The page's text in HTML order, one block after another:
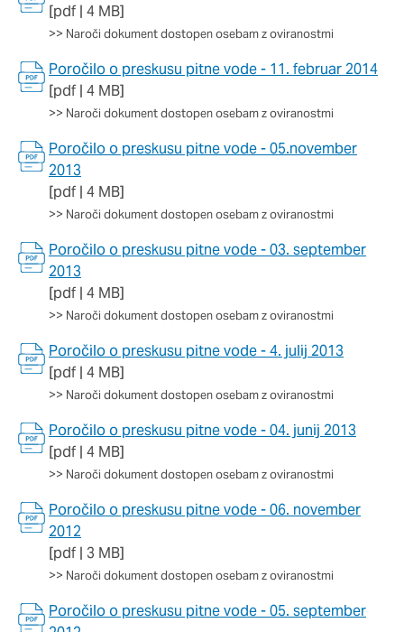
[pdf | 4 MB]
>> Naroči dokument dostopen osebam z oviranostmi
Poročilo o preskusu pitne vode - 11. februar 2014
[pdf | 4 MB]
>> Naroči dokument dostopen osebam z oviranostmi
Poročilo o preskusu pitne vode - 05.november
2013
[pdf | 4 MB]
>> Naroči dokument dostopen osebam z oviranostmi
Poročilo o preskusu pitne vode - 03. september
2013
[pdf | 4 MB]
>> Naroči dokument dostopen osebam z oviranostmi
Poročilo o preskusu pitne vode - 4. julij 2013
[pdf | 4 MB]
>> Naroči dokument dostopen osebam z oviranostmi
Poročilo o preskusu pitne vode - 04. junij 2013
[pdf | 4 MB]
>> Naroči dokument dostopen osebam z oviranostmi
Poročilo o preskusu pitne vode - 06. november
2012
[pdf | 3 MB]
>> Naroči dokument dostopen osebam z oviranostmi
Poročilo o preskusu pitne vode - 05. september